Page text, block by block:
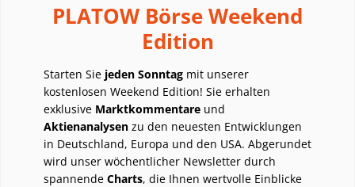
PLATOW Börse Weekend
Edition
Starten Sie jeden Sonntag mit unserer
kostenlosen Weekend Edition! Sie erhalten
exklusive Marktkommentare und
Aktienanalysen zu den neuesten Entwicklungen
in Deutschland, Europa und den USA. Abgerundet
wird unser wöchentlicher Newsletter durch
spannende Charts, die Ihnen wertvolle Einblicke